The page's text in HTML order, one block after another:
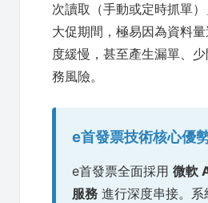
次讀取（手動或定時抓單
大促期間，極易因為資料
度緩慢，甚至產生漏單、
務風險。
e首發票技術核心優
e首發票全面採用 微軟
服務 進行深度串接。